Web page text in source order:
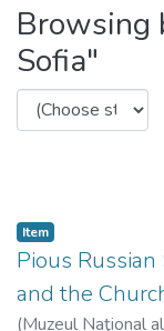
Browsing
Sofia"
Item
Pious
and the
(Muzeul Naţional